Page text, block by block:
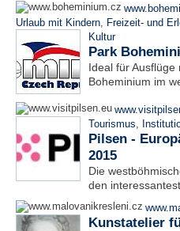
Urlaub mit Kindern, Freizeit- und
Kultur
Park
Ideal für Ausflüge
Boheminium im
Tourismus,
Pilsen -
2015
Die
den
Kunstatelier